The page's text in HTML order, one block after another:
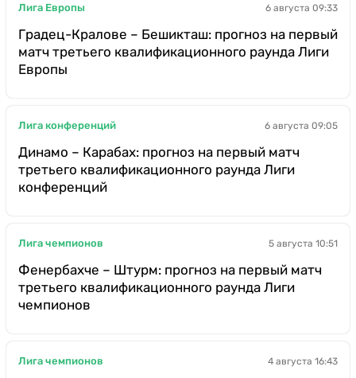
Лига Европы 6 августа 09:33
Градец-Кралове – Бешикташ: прогноз на первый
матч третьего квалификационного раунда Лиги
Европы
Лига конференций 6 августа 09:05
Динамо – Карабах: прогноз на первый матч
третьего квалификационного раунда Лиги
конференций
Лига чемпионов 5 августа 10:51
Фенербахче – Штурм: прогноз на первый матч
третьего квалификационного раунда Лиги
чемпионов
Лига чемпионов 4 августа 16:43